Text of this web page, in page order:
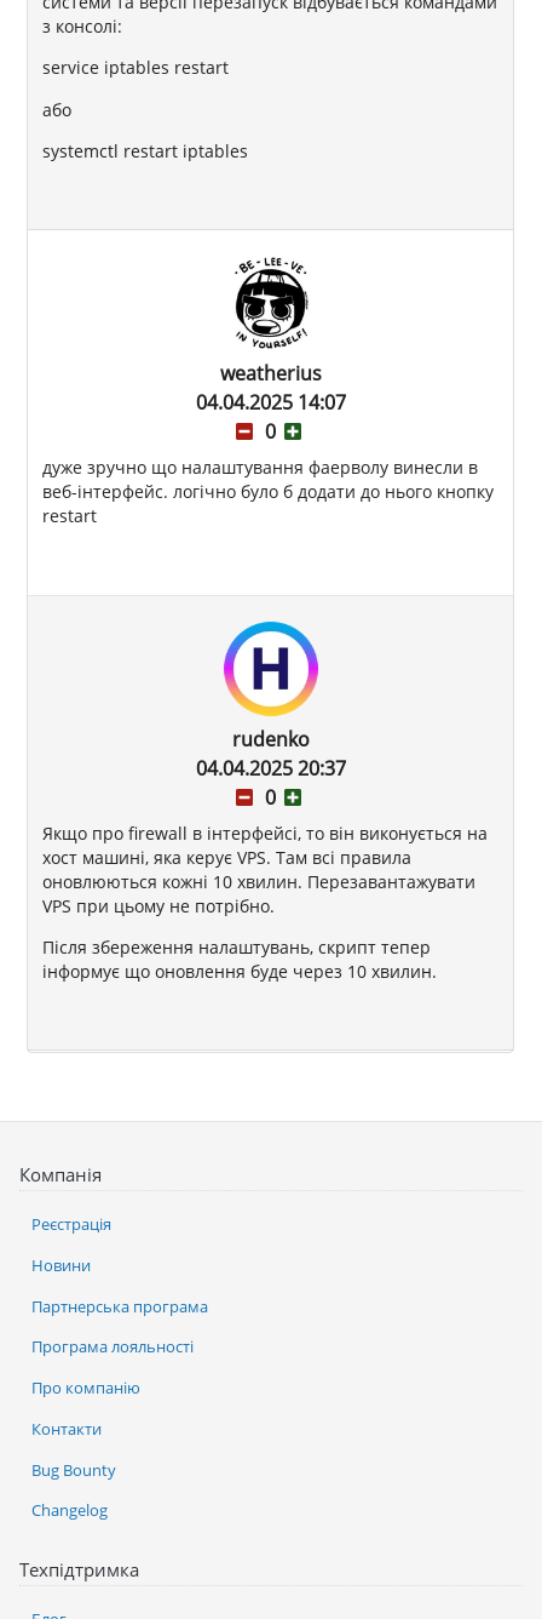
з консолі:
service iptables restart
або
systemctl restart iptables
weatherius
04.04.2025 14:07
0
дуже зручно що налаштування фаерволу винесли в
веб-інтерфейс. логічно було б додати до нього кнопку
restart
rudenko
04.04.2025 20:37
0
Якщо про firewall в інтерфейсі, то він виконується на
хост машині, яка керує VPS. Там всі правила
оновлюються кожні 10 хвилин. Перезавантажувати
VPS при цьому не потрібно.
Після збереження налаштувань, скрипт тепер
інформує що оновлення буде через 10 хвилин.
Компанія
Реєстрація
Новини
Партнерська програма
Програма лояльності
Про компанію
Контакти
Bug Bounty
Changelog
Техпідтримка